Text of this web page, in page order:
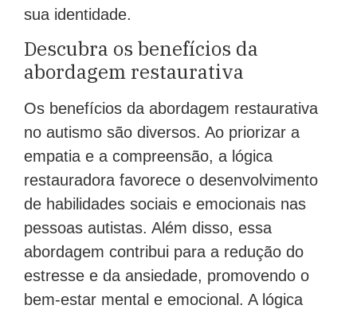
sua identidade.
Descubra os benefícios da
abordagem restaurativa
Os benefícios da abordagem restaurativa
no autismo são diversos. Ao priorizar a
empatia e a compreensão, a lógica
restauradora favorece o desenvolvimento
de habilidades sociais e emocionais nas
pessoas autistas. Além disso, essa
abordagem contribui para a redução do
estresse e da ansiedade, promovendo o
bem-estar mental e emocional. A lógica